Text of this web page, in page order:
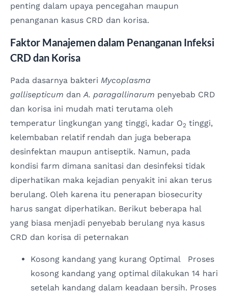
penting dalam upaya pencegahan maupun
penanganan kasus CRD dan korisa.
Faktor Manajemen dalam Penanganan Infeksi
CRD dan Korisa
Pada dasarnya bakteri Mycoplasma
gallisepticum danA. paragallinarum penyebab CRD
dan korisa ini mudah mati terutama oleh
temperatur lingkungan yang tinggi, kadar O2 tinggi,
kelembaban relatif rendah dan juga beberapa
desinfektan maupun antiseptik. Namun, pada
kondisi farm dimana sanitasi dan desinfeksi tidak
diperhatikan maka kejadian penyakit ini akan terus
berulang. Oleh karena itu penerapan biosecurity
harus sangat diperhatikan. Berikut beberapa hal
yang biasa menjadi penyebab berulang nya kasus
CRD dan korisa di peternakan
Kosong kandang yang kurang Optimal Proses
kosong kandang yang optimal dilakukan 14 hari
setelah kandang dalam keadaan bersih. Proses